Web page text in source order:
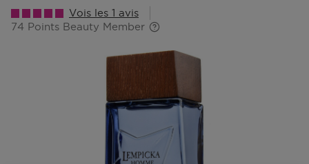
Vois les 1 avis
74 Points Beauty Member